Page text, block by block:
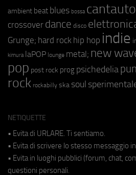
ambient beat blues bossa
crossover dance disco
Grunge; hard rock hip hop indie
kimura laPOP lounge metal; new
pop post rock prog psichedelia
rock rockabilly ska soul
NETIQUETTE
• Evita di URLARE. Ti sentiamo.
• Evita di scrivere lo stesso messaggio
• Evita in luoghi pubblici (forum, chat,
questioni personali.